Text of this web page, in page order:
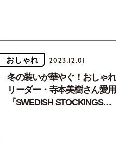
おしゃれ 2023.12.01
冬の装いが華やぐ！おしゃれ
リーダー・寺本美樹さん愛用
『SWEDISH STOCKINGS』